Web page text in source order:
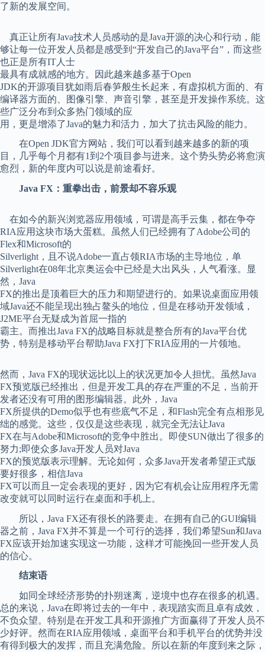
了新的发展空间。
真正让所有Java技术人员感动的是Java开源的决心和行动，能
够让每一位开发人员都是感受到“开发自己的Java平台”，而这些
也正是所有IT人士
最具有成就感的地方。因此越来越多基于Open
JDK的开源项目犹如雨后春笋般生长起来，有虚拟机方面的、有
编译器方面的、图像引擎、声音引擎，甚至是开发操作系统。这
些广泛分布到众多热门领域的应
用，更是增添了Java的魅力和活力，加大了抗击风险的能力。
在Open JDK官方网站，我们可以看到越来越多的新的项
目，几乎每个月都有1到2个项目参与进来。这个势头势必将愈演
愈烈，新的年度内可以说是前途看好。
Java FX：重拳出击，前景却不容乐观
在如今的新兴浏览器应用领域，可谓是高手云集，都在争夺
RIA应用这块市场大蛋糕。虽然人们已经拥有了Adobe公司的
Flex和Microsoft的
Silverlight，且不说Adobe一直占领RIA市场的主导地位，单
Silverlight在08年北京奥运会中已经是大出风头，人气看涨。显
然，Java
FX的推出是顶着巨大的压力和期望进行的。如果说桌面应用领
域Java还不能呈现出独占鳌头的地位，但是在移动开发领域，
J2ME平台无疑成为首屈一指的
霸主。而推出Java FX的战略目标就是整合所有的Java平台优
势，特别是移动平台帮助Java FX打下RIA应用的一片领地。
然而，Java FX的现状远比以上的状况更加令人担忧。虽然Java
FX预览版已经推出，但是开发工具的存在严重的不足，当前开
发者还没有可用的图形编辑器。此外，Java
FX所提供的Demo似乎也有些底气不足，和Flash完全有点相形见
绌的感觉。这些，仅仅是这些表现，就完全无法让Java
FX在与Adobe和Microsoft的竞争中胜出。即使SUN做出了很多的
努力;即使众多Java开发人员对Java
FX的预览版表示理解。无论如何，众多Java开发者希望正式版
要好很多，相信Java
FX可以而且一定会表现的更好，因为它有机会让应用程序无需
改变就可以同时运行在桌面和手机上。
所以，Java FX还有很长的路要走。在拥有自己的GUI编辑
器之前，Java FX并不算是一个可行的选择，我们希望Sun和Java
FX应该开始加速实现这一功能，这样才可能挽回一些开发人员
的信心。
结束语
如同全球经济形势的扑朔迷离，逆境中也存在很多的机遇。
总的来说，Java在即将过去的一年中，表现踏实而且卓有成效，
不负众望。特别是在开发工具和开源推广方面赢得了开发人员不
少好评。然而在RIA应用领域，桌面平台和手机平台的优势并没
有得到极大的发挥，而且充满危险。所以在新的年度到来之际，